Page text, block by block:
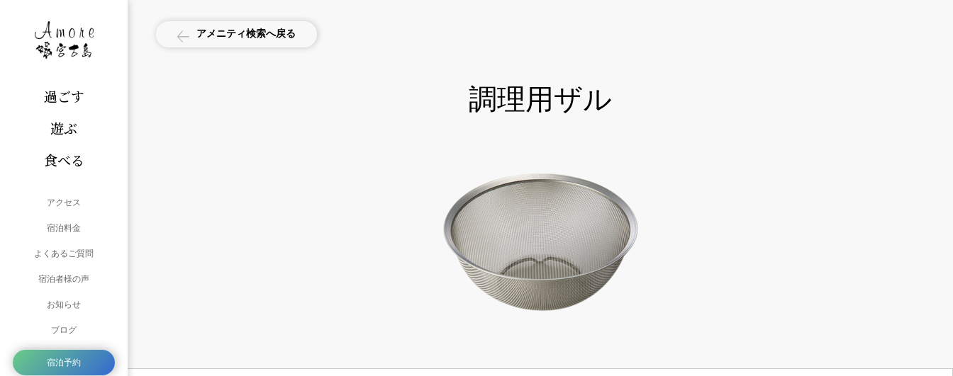
過ごす
遊ぶ
食べる
アクセス
宿泊料金
よくあるご質問
宿泊者様の声
お知らせ
ブログ
宿泊予約
アメニティ検索へ戻る
調理用ザル